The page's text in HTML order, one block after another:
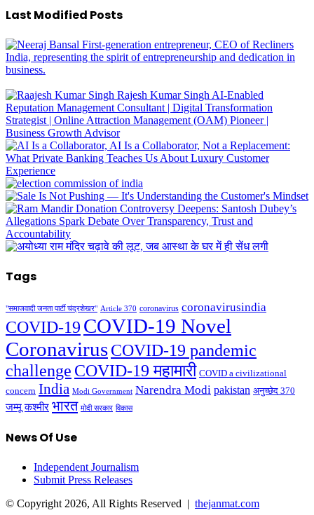
Last Modified Posts
Tags
"समाजवादी जनता पार्टी चंद्रशेखर" Article 370 coronavirus coronavirusindia
COVID-19 COVID-19 Novel
CoronavirusCOVID-19 pandemic
challenge COVID-19 महामारी COVID a civilizational
concern India Modi Government Narendra Modi pakistan अनुच्छेद 370
जम्मू कश्मीर भारत मोदी सरकार विकास
News Of Use
Independent Journalism
Submit Press Releases
© Copyright 2026, All Rights Reserved | thejanmat.com